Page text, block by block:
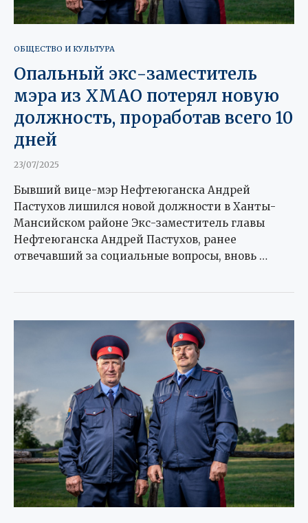
ОБЩЕСТВО И КУЛЬТУРА
Опальный экс-заместитель
мэра из ХМАО потерял новую
должность, проработав всего 10
дней
23/07/2025
Бывший вице-мэр Нефтеюганска Андрей
Пастухов лишился новой должности в Ханты-
Мансийском районе Экс-заместитель главы
Нефтеюганска Андрей Пастухов, ранее
отвечавший за социальные вопросы, вновь …